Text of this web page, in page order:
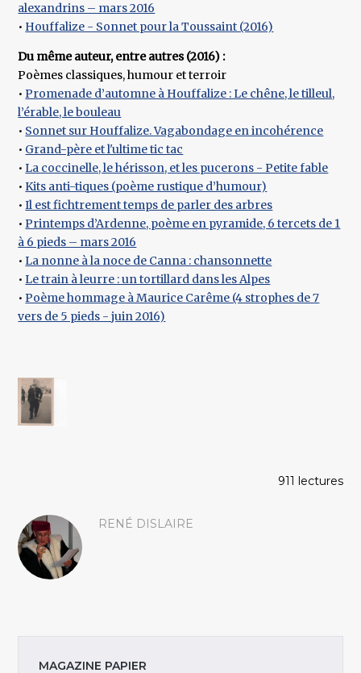
alexandrins – mars 2016
• Houffalize - Sonnet pour la Toussaint (2016)
Du même auteur, entre autres (2016) :
Poèmes classiques, humour et terroir
•Promenade d’automne à Houffalize : Le chêne, le tilleul,
l’érable, le bouleau
• Sonnet sur Houffalize. Vagabondage en incohérence
• Grand-père et l'ultime tic tac
•La coccinelle, le hérisson, et les pucerons - Petite fable
•Kits anti-tiques (poème rustique d’humour)
•Il est fichtrement temps de parler des arbres
•Printemps d’Ardenne, poème en pyramide, 6 tercets de 1
à 6 pieds – mars 2016
•La nonne à la noce de Canna : chansonnette
•Le train à leurre : un tortillard dans les Alpes
•Poème hommage à Maurice Carême (4 strophes de 7
vers de 5 pieds - juin 2016)
911 lectures
RENÉ DISLAIRE
MAGAZINE PAPIER